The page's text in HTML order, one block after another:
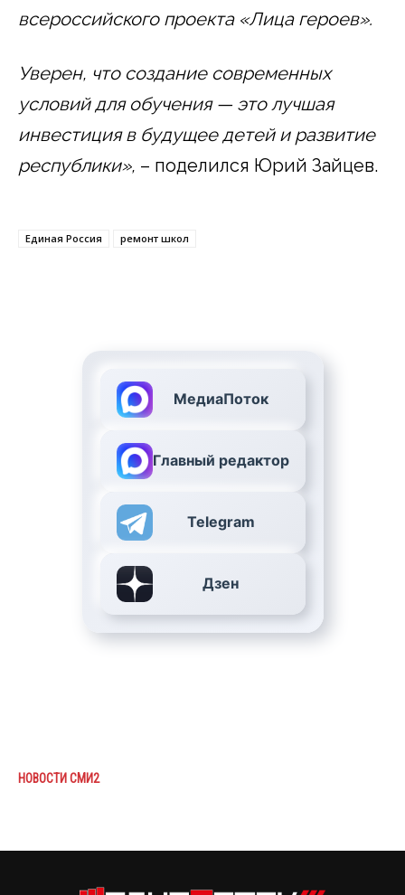
всероссийского проекта «Лица героев».
Уверен, что создание современных
условий для обучения — это лучшая
инвестиция в будущее детей и развитие
республики», – поделился Юрий Зайцев.
Единая Россия ремонт школ
МедиаПоток
Главный редактор
Telegram
Дзен
НОВОСТИ СМИ2